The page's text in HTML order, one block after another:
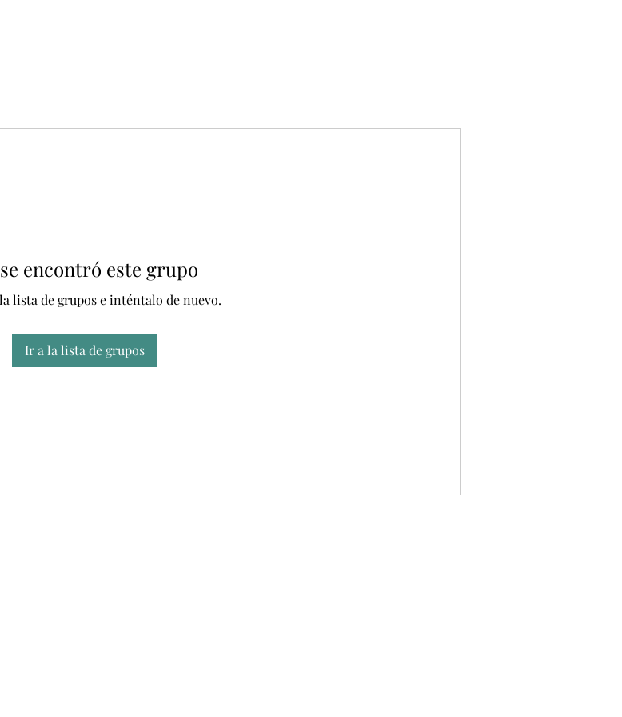
encontró este grupo
lista de grupos e inténtalo de nuevo.
Ir a la lista de grupos